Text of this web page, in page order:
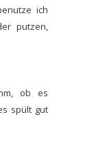
ich
putzen,
ob es
spült gut